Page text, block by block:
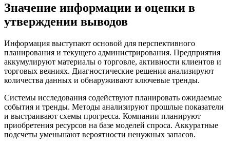
Значение информации и оценки в
утверждении выводов
Информация выступают основой для перспективного
планирования и текущего администрирования. Предприятия
аккумулируют материалы о торговле, активности клиентов и
торговых веяниях. Диагностические решения анализируют
количества данных и обнаруживают ключевые тренды.
Системы исследования содействуют планировать ожидаемые
события и тренды. Методы анализируют прошлые показатели
и выстраивают схемы прогресса. Компании планируют
приобретения ресурсов на базе моделей спроса. Аккуратные
подсчеты уменьшают вероятности ненужных запасов.